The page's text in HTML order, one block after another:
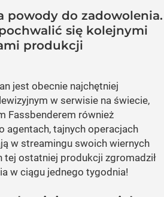
powody do zadowolenia.
się kolejnymi
produkcji
jest obecnie najchętniej
w serwisie na świecie,
Fassbenderem również
agentach, tajnych operacjach
w streamingu swoich wiernych
tej ostatniej produkcji zgromadził
w ciągu jednego tygodnia!